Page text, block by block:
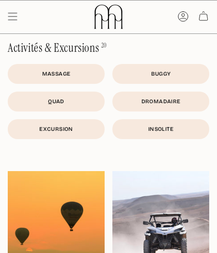
contenu
la
pageActivités & Excursions 20
MASSAGE BUGGY
QUAD DROMADAIRE
EXCURSION INSOLITE